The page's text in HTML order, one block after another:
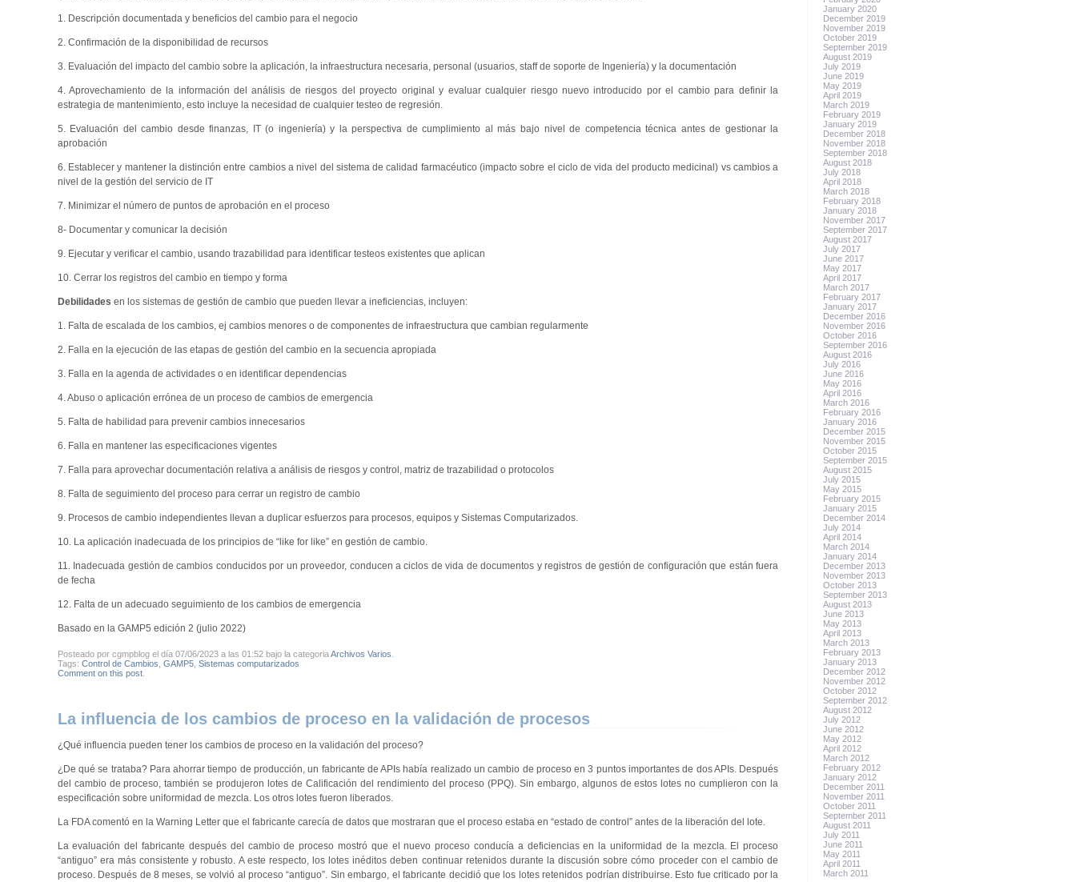
1. Descripción documentada y beneficios del cambio para el negocio
2. Confirmación de la disponibilidad de recursos
3. Evaluación del impacto del cambio sobre la aplicación, la infraestructura necesaria, personal (usuarios, staff de soporte de Ingeniería) y la documentación
4. Aprovechamiento de la información del análisis de riesgos del proyecto original y evaluar cualquier riesgo nuevo introducido por el cambio para definir la
estrategia de mantenimiento, esto incluye la necesidad de cualquier testeo de regresión.
5. Evaluación del cambio desde finanzas, IT (o ingeniería) y la perspectiva de cumplimiento al más bajo nivel de competencia técnica antes de gestionar la
aprobación
6. Establecer y mantener la distinción entre cambios a nivel del sistema de calidad farmacéutico (impacto sobre el ciclo de vida del producto medicinal) vs cambios a
nivel de la gestión del servicio de IT
7. Minimizar el número de puntos de aprobación en el proceso
8- Documentar y comunicar la decisión
9. Ejecutar y verificar el cambio, usando trazabilidad para identificar testeos existentes que aplican
10. Cerrar los registros del cambio en tiempo y forma
Debilidades en los sistemas de gestión de cambio que pueden llevar a ineficiencias, incluyen:
1. Falta de escalada de los cambios, ej cambios menores o de componentes de infraestructura que cambian regularmente
2. Falla en la ejecución de las etapas de gestión del cambio en la secuencia apropiada
3. Falla en la agenda de actividades o en identificar dependencias
4. Abuso o aplicación errónea de un proceso de cambios de emergencia
5. Falta de habilidad para prevenir cambios innecesarios
6. Falla en mantener las especificaciones vigentes
7. Falla para aprovechar documentación relativa a análisis de riesgos y control, matriz de trazabilidad o protocolos
8. Falta de seguimiento del proceso para cerrar un registro de cambio
9. Procesos de cambio independientes llevan a duplicar esfuerzos para procesos, equipos y Sistemas Computarizados.
10. La aplicación inadecuada de los principios de “like for like” en gestión de cambio.
11. Inadecuada gestión de cambios conducidos por un proveedor, conducen a ciclos de vida de documentos y registros de gestión de configuración que están fuera
de fecha
12. Falta de un adecuado seguimiento de los cambios de emergencia
Basado en la GAMP5 edición 2 (julio 2022)
Posteado por cgmpblog el día 07/06/2023 a las 01:52 bajo la categoriaArchivos Varios.
Tags: Control de Cambios, GAMP5, Sistemas computarizados
Comment on this post.
La influencia de los cambios de proceso en la validación de procesos
¿Qué influencia pueden tener los cambios de proceso en la validación del proceso?
¿De qué se trataba? Para ahorrar tiempo de producción, un fabricante de APIs había realizado un cambio de proceso en 3 puntos importantes de dos APIs. Después
del cambio de proceso, también se produjeron lotes de Calificación del rendimiento del proceso (PPQ). Sin embargo, algunos de estos lotes no cumplieron con la
especificación sobre uniformidad de mezcla. Los otros lotes fueron liberados.
La FDA comentó en la Warning Letter que el fabricante carecía de datos que mostraran que el proceso estaba en “estado de control” antes de la liberación del lote.
La evaluación del fabricante después del cambio de proceso mostró que el nuevo proceso conducía a deficiencias en la uniformidad de la mezcla. El proceso
“antiguo” era más consistente y robusto. A este respecto, los lotes inéditos deben continuar retenidos durante la discusión sobre cómo proceder con el cambio de
proceso. Después de 8 meses, se volvió al proceso “antiguo”. Sin embargo, el fabricante decidió que los lotes retenidos podrían distribuirse. Esto fue criticado por la
January 2020
December 2019
November 2019
October 2019
September 2019
August 2019
July 2019
June 2019
May 2019
April 2019
March 2019
February 2019
January 2019
December 2018
November 2018
September 2018
August 2018
July 2018
April 2018
March 2018
February 2018
January 2018
November 2017
September 2017
August 2017
July 2017
June 2017
May 2017
April 2017
March 2017
February 2017
January 2017
December 2016
November 2016
October 2016
September 2016
August 2016
July 2016
June 2016
May 2016
April 2016
March 2016
February 2016
January 2016
December 2015
November 2015
October 2015
September 2015
August 2015
July 2015
May 2015
February 2015
January 2015
December 2014
July 2014
April 2014
March 2014
January 2014
December 2013
November 2013
October 2013
September 2013
August 2013
June 2013
May 2013
April 2013
March 2013
February 2013
January 2013
December 2012
November 2012
October 2012
September 2012
August 2012
July 2012
June 2012
May 2012
April 2012
March 2012
February 2012
January 2012
December 2011
November 2011
October 2011
September 2011
August 2011
July 2011
June 2011
May 2011
April 2011
March 2011